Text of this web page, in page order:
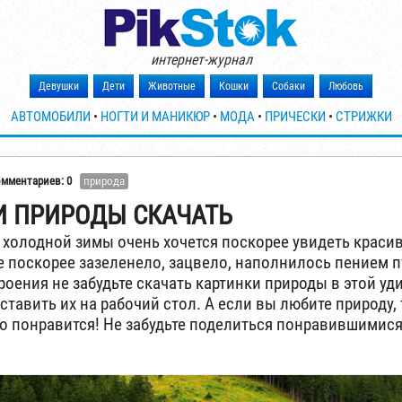
интернет-журнал
Девушки Дети Животные Кошки Собаки Любовь
АВТОМОБИЛИ • НОГТИ И МАНИКЮР• МОДА • ПРИЧЕСКИ • СТРИЖКИ
0 природа
ПРИРОДЫ СКАЧАТЬ
зимы очень хочется поскорее увидеть
поскорее зазеленело, зацвело, наполнилось пением
не забудьте скачать картинки природы в этой
их на рабочий стол. А если вы любите природу,
понравится! Не забудьте поделиться